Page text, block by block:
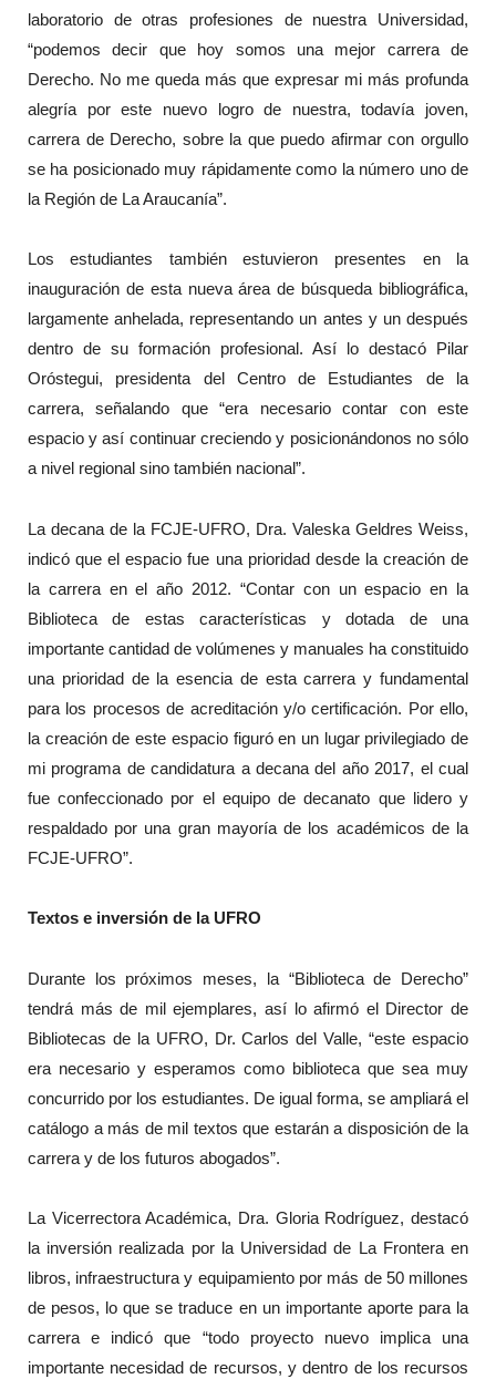
laboratorio de otras profesiones de nuestra Universidad,
“podemos decir que hoy somos una mejor carrera de
Derecho. No me queda más que expresar mi más profunda
alegría por este nuevo logro de nuestra, todavía joven,
carrera de Derecho, sobre la que puedo afirmar con orgullo
se ha posicionado muy rápidamente como la número uno de
la Región de La Araucanía”.
Los estudiantes también estuvieron presentes en la
inauguración de esta nueva área de búsqueda bibliográfica,
largamente anhelada, representando un antes y un después
dentro de su formación profesional. Así lo destacó Pilar
Oróstegui, presidenta del Centro de Estudiantes de la
carrera, señalando que “era necesario contar con este
espacio y así continuar creciendo y posicionándonos no sólo
a nivel regional sino también nacional”.
La decana de la FCJE-UFRO, Dra. Valeska Geldres Weiss,
indicó que el espacio fue una prioridad desde la creación de
la carrera en el año 2012. “Contar con un espacio en la
Biblioteca de estas características y dotada de una
importante cantidad de volúmenes y manuales ha constituido
una prioridad de la esencia de esta carrera y fundamental
para los procesos de acreditación y/o certificación. Por ello,
la creación de este espacio figuró en un lugar privilegiado de
mi programa de candidatura a decana del año 2017, el cual
fue confeccionado por el equipo de decanato que lidero y
respaldado por una gran mayoría de los académicos de la
FCJE-UFRO”.
Textos e inversión de la UFRO
Durante los próximos meses, la “Biblioteca de Derecho”
tendrá más de mil ejemplares, así lo afirmó el Director de
Bibliotecas de la UFRO, Dr. Carlos del Valle, “este espacio
era necesario y esperamos como biblioteca que sea muy
concurrido por los estudiantes. De igual forma, se ampliará el
catálogo a más de mil textos que estarán a disposición de la
carrera y de los futuros abogados”.
La Vicerrectora Académica, Dra. Gloria Rodríguez, destacó
la inversión realizada por la Universidad de La Frontera en
libros, infraestructura y equipamiento por más de 50 millones
de pesos, lo que se traduce en un importante aporte para la
carrera e indicó que “todo proyecto nuevo implica una
importante necesidad de recursos, y dentro de los recursos